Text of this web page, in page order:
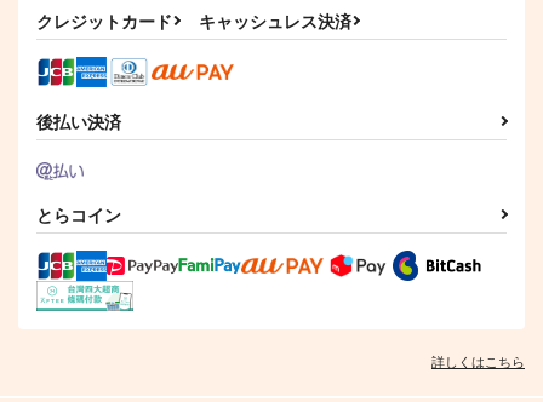
クレジットカード キャッシュレス決済
後払い決済
とらコイン
詳しくはこちら